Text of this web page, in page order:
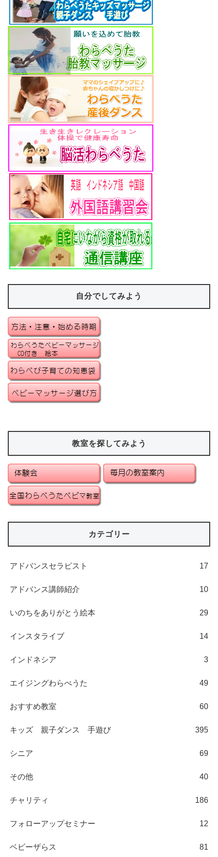
自分でしてみよう
教室を探してみよう
カテゴリー
アドバンスセラピスト 17
アドバンス講師紹介 10
いのちをありがとう絵本 29
インスタライブ 14
インドネシア 3
エイジングわらべうた 49
おすすめ教室 60
キッズ 親子ダンス 手遊び 395
シニア 69
その他 40
チャリティ 186
フォローアップセミナー 12
ベビーザらス 81